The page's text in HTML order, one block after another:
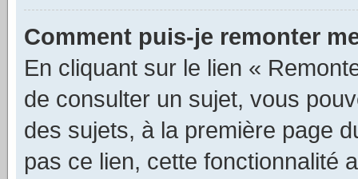
Comment puis-je remonter
En cliquant sur le lien «
de consulter un sujet, vous
des sujets, à la première page
pas ce lien, cette fonctionnalité